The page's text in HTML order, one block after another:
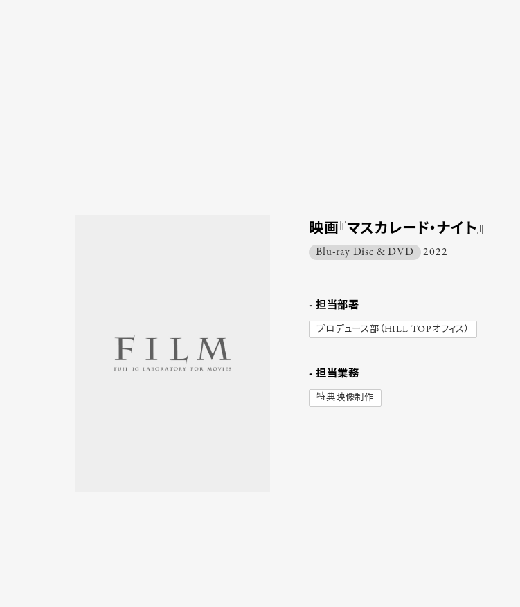
映画『マスカレード・ナイト』
Blu-ray Disc & DVD 2022
- 担当部署
プロデュース部（HILL TOPオフィス）
- 担当業務
特典映像制作